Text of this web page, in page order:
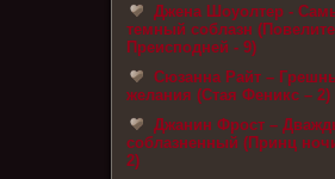
Джена Шоуолтер -
темный соблазн
Преисподней - 9)
Сюзанна Райт –
желания (Стая Феникс – 2)
Джанин Фрост –
соблазненный (Принц
2)